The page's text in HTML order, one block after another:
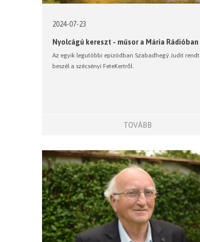
2024-07-23
Nyolcágú kereszt - műsor a Mária Rádióban
Az egyik legutóbbi epizódban Szabadhegÿ Judit
beszél a szécsényi FeteKertről.
TOVÁBB